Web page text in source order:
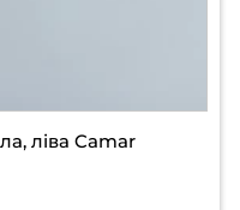
ліва Camar